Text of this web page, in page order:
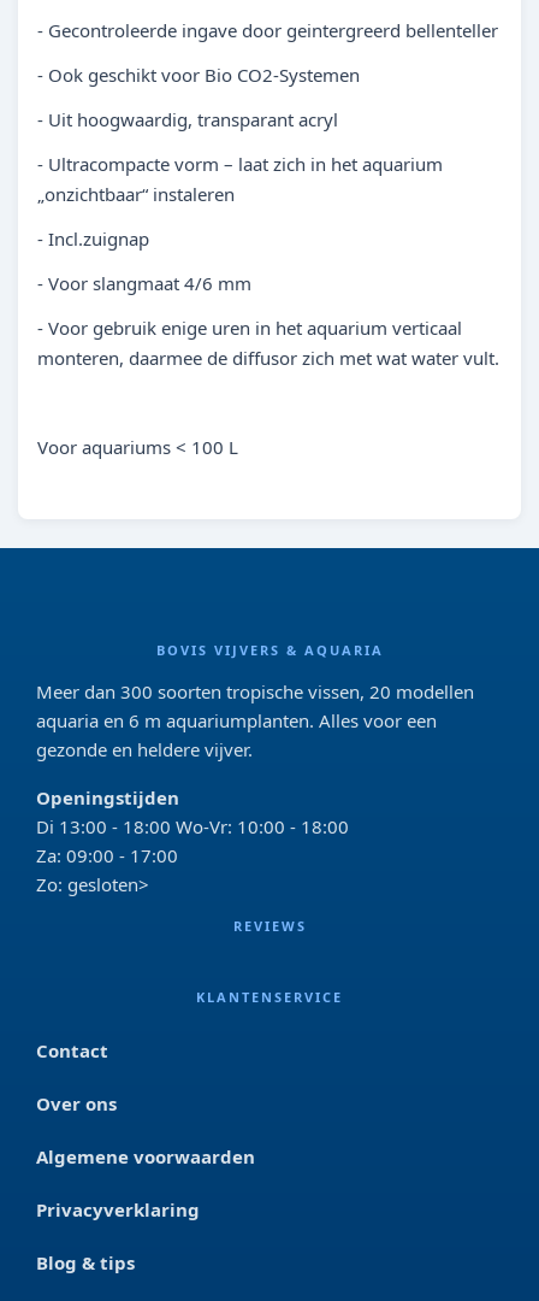
- Gecontroleerde ingave door geintergreerd bellenteller
- Ook geschikt voor Bio CO2-Systemen
- Uit hoogwaardig, transparant acryl
- Ultracompacte vorm – laat zich in het aquarium
„onzichtbaar“ instaleren
- Incl.zuignap
- Voor slangmaat 4/6 mm
- Voor gebruik enige uren in het aquarium verticaal
monteren, daarmee de diffusor zich met wat water vult.
Voor aquariums < 100 L
BOVIS VIJVERS & AQUARIA
Meer dan 300 soorten tropische vissen, 20 modellen
aquaria en 6 m aquariumplanten. Alles voor een
gezonde en heldere vijver.
Openingstijden
Di 13:00 - 18:00 Wo-Vr: 10:00 - 18:00
Za: 09:00 - 17:00
Zo: gesloten>
REVIEWS
KLANTENSERVICE
Contact
Over ons
Algemene voorwaarden
Privacyverklaring
Blog & tips